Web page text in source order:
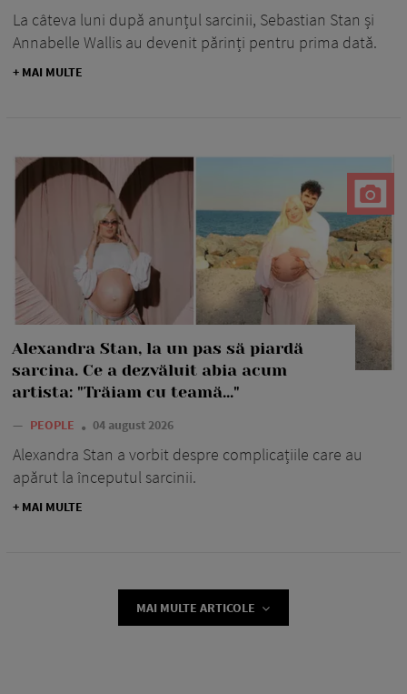
La câteva luni după anunțul sarcinii, Sebastian Stan și
Annabelle Wallis au devenit părinți pentru prima dată.
+ MAI MULTE
Alexandra Stan, la un pas să piardă
sarcina. Ce a dezvăluit abia acum
artista: "Trăiam cu teamă..."
— PEOPLE 04 august 2026
Alexandra Stan a vorbit despre complicațiile care au
apărut la începutul sarcinii.
+ MAI MULTE
MAI MULTE ARTICOLE